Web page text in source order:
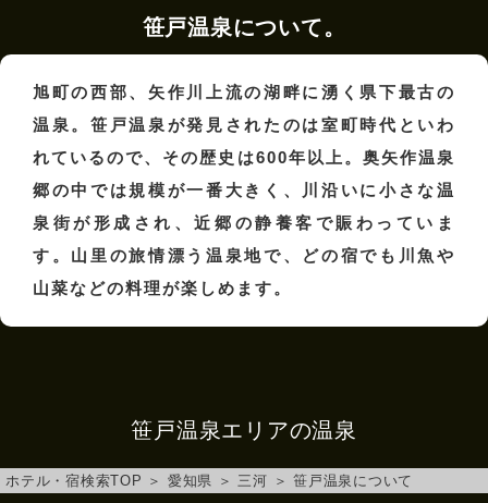
笹戸温泉について。
旭町の西部、矢作川上流の湖畔に湧く県下最古の
温泉。笹戸温泉が発見されたのは室町時代といわ
れているので、その歴史は600年以上。奥矢作温泉
郷の中では規模が一番大きく、川沿いに小さな温
泉街が形成され、近郷の静養客で賑わっていま
す。山里の旅情漂う温泉地で、どの宿でも川魚や
山菜などの料理が楽しめます。
笹戸温泉エリアの温泉
ホテル・宿検索TOP ＞ 愛知県 ＞三河 ＞ 笹戸温泉について